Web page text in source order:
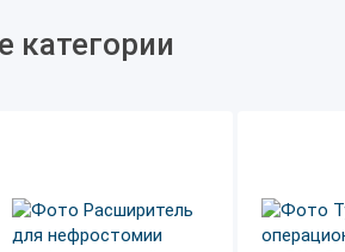
категории